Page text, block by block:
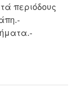
περιόδους